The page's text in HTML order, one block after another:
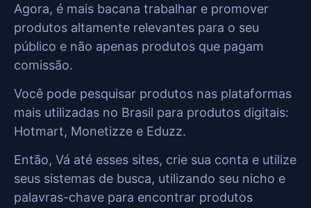
Agora, é mais bacana trabalhar e promover
produtos altamente relevantes para o seu
público e não apenas produtos que pagam
comissão.
Você pode pesquisar produtos nas plataformas
mais utilizadas no Brasil para produtos digitais:
Hotmart, Monetizze e Eduzz.
Então, Vá até esses sites, crie sua conta e utilize
seus sistemas de busca, utilizando seu nicho e
palavras-chave para encontrar produtos